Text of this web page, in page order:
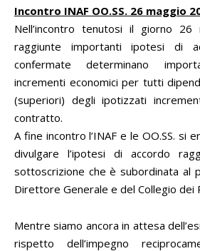
Incontro INAF OO.SS. 26 maggio
Nell’incontro tenutosi il giorno
raggiunte importanti ipotesi di
confermate determinano
incrementi economici per tutti
(superiori) degli ipotizzati
contratto.
A fine incontro l’INAF e le OO.SS. si
divulgare l’ipotesi di accordo
sottoscrizione che è subordinata al
Direttore Generale e del Collegio dei
Mentre siamo ancora in attesa
rispetto dell’impegno